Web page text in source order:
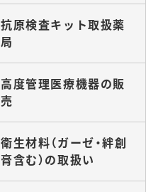
抗原検査キット取扱薬
局
高度管理医療機器の販
売
衛生材料（ガーゼ・絆創
膏含む）の取扱い